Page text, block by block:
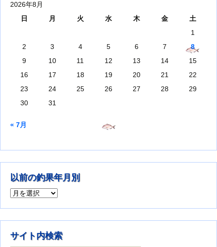
2026年8月
日
月 火 水 木 金
土
1
2
3 4 5 6 7
8
9
10 11 12 13 14
15
16
17 18 19 20 21
22
23
24 25 26 27 28
29
30
31
« 7月
以前の釣果年月別
以前の釣果年月別
サイト内検索